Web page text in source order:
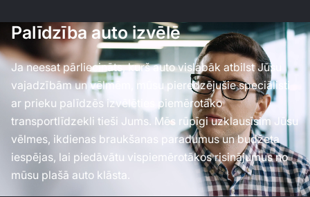
Palīdzība auto izvēlē
Ja neesat pārliecināts, kurš auto vislabāk atbilst Jūsu
vajadzībām un vēlmēm, mūsu pieredzējušie speciālisti
ar prieku palīdzēs izvēlēties piemērotāko
transportlīdzekli tieši Jums. Mēs rūpīgi uzklausīsim Jūsu
vēlmes, ikdienas braukšanas paradumus un budžeta
iespējas, lai piedāvātu vispiemērotākos risinājumus no
mūsu plašā auto klāsta.